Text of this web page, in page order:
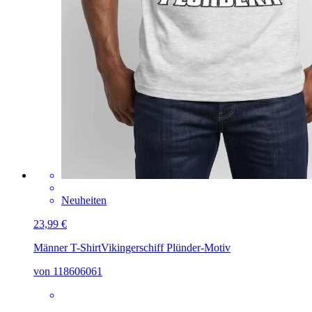
Neuheiten
23,99 €
Männer T-ShirtVikingerschiff Plünder-Motiv
von 118606061